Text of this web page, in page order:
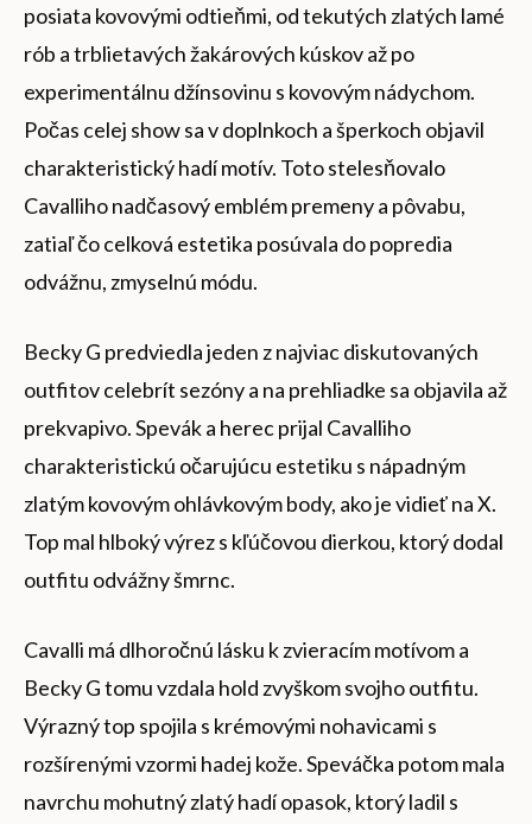
posiata kovovými odtieňmi, od tekutých zlatých lamé
rób a trblietavých žakárových kúskov až po
experimentálnu džínsovinu s kovovým nádychom.
Počas celej show sa v doplnkoch a šperkoch objavil
charakteristický hadí motív. Toto stelesňovalo
Cavalliho nadčasový emblém premeny a pôvabu,
zatiaľ čo celková estetika posúvala do popredia
odvážnu, zmyselnú módu.
Becky G predviedla jeden z najviac diskutovaných
outfitov celebrít sezóny a na prehliadke sa objavila až
prekvapivo. Spevák a herec prijal Cavalliho
charakteristickú očarujúcu estetiku s nápadným
zlatým kovovým ohlávkovým body, ako je vidieť na X.
Top mal hlboký výrez s kľúčovou dierkou, ktorý dodal
outfitu odvážny šmrnc.
Cavalli má dlhoročnú lásku k zvieracím motívom a
Becky G tomu vzdala hold zvyškom svojho outfitu.
Výrazný top spojila s krémovými nohavicami s
rozšírenými vzormi hadej kože. Speváčka potom mala
navrchu mohutný zlatý hadí opasok, ktorý ladil s